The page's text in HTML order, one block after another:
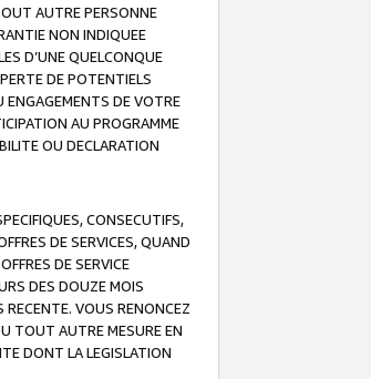
AUTRE PERSONNE
NON INDIQUEE
D’UNE QUELCONQUE
DE POTENTIELS
ENGAGEMENTS DE VOTRE
AU PROGRAMME
OU DECLARATION
CONSECUTIFS,
DE SERVICES, QUAND
DE SERVICE
DES DOUZE MOIS
RECENTE. VOUS RENONCEZ
TOUT AUTRE MESURE EN
DONT LA LEGISLATION